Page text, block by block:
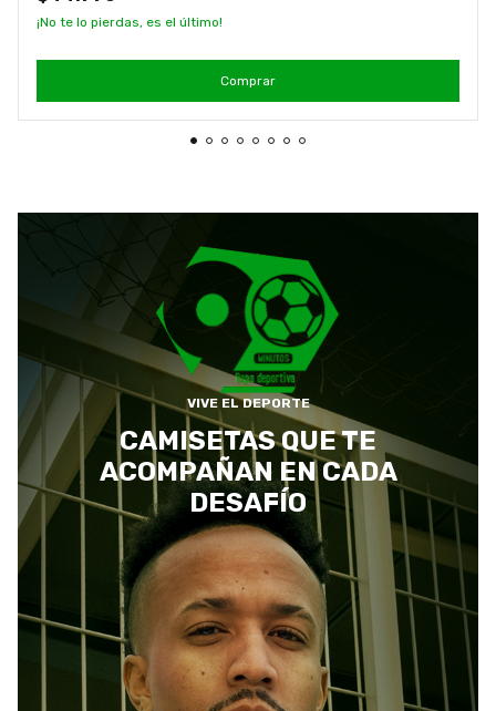
¡No te lo pierdas, es el último!
Comprar
VIVE EL DEPORTE
CAMISETAS QUE TE
ACOMPAÑAN EN CADA
DESAFÍO